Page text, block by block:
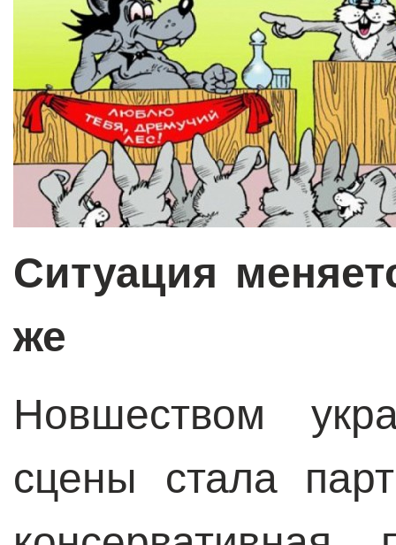
Ситуация
же
Новшеством
сцены стала